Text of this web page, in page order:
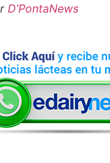
D’PontaNews